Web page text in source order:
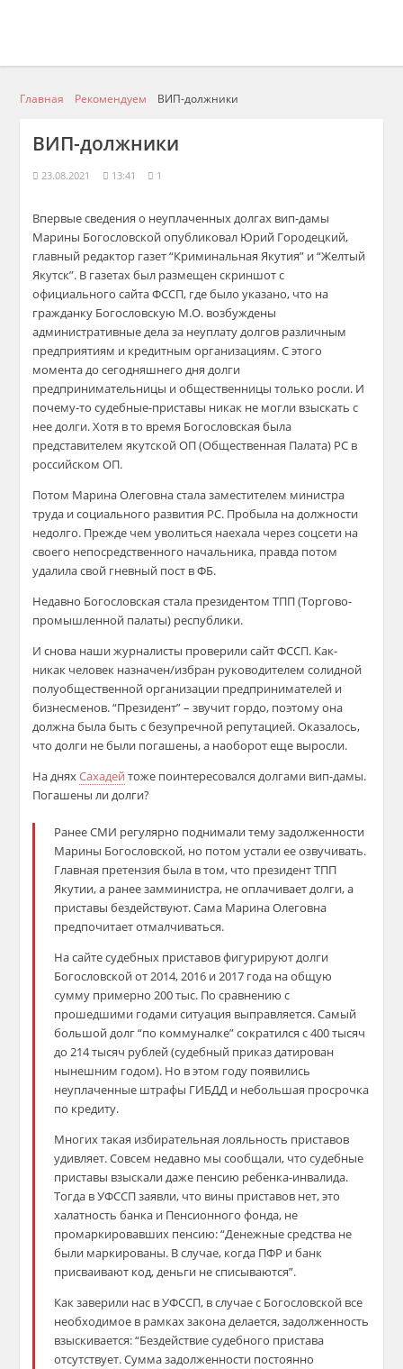
Главная Рекомендуем ВИП-должники
ВИП-должники
23.08.2021 13:41 1
Впервые сведения о неуплаченных долгах вип-дамы
Марины Богословской опубликовал Юрий Городецкий,
главный редактор газет “Криминальная Якутия” и “Желтый
Якутск”. В газетах был размещен скриншот с
официального сайта ФССП, где было указано, что на
гражданку Богословскую М.О. возбуждены
административные дела за неуплату долгов различным
предприятиям и кредитным организациям. С этого
момента до сегодняшнего дня долги
предпринимательницы и общественницы только росли. И
почему-то судебные-приставы никак не могли взыскать с
нее долги. Хотя в то время Богословская была
представителем якутской ОП (Общественная Палата) РС в
российском ОП.
Потом Марина Олеговна стала заместителем министра
труда и социального развития РС. Пробыла на должности
недолго. Прежде чем уволиться наехала через соцсети на
своего непосредственного начальника, правда потом
удалила свой гневный пост в ФБ.
Недавно Богословская стала президентом ТПП (Торгово-
промышленной палаты) республики.
И снова наши журналисты проверили сайт ФССП. Как-
никак человек назначен/избран руководителем солидной
полуобщественной организации предпринимателей и
бизнесменов. “Президент” – звучит гордо, поэтому она
должна была быть с безупречной репутацией. Оказалось,
что долги не были погашены, а наоборот еще выросли.
На дняхСахадей тоже поинтересовался долгами вип-дамы.
Погашены ли долги?
Ранее СМИ регулярно поднимали тему задолженности
Марины Богословской, но потом устали ее озвучивать.
Главная претензия была в том, что президент ТПП
Якутии, а ранее замминистра, не оплачивает долги, а
приставы бездействуют. Сама Марина Олеговна
предпочитает отмалчиваться.
На сайте судебных приставов фигурируют долги
Богословской от 2014, 2016 и 2017 года на общую
сумму примерно 200 тыс. По сравнению с
прошедшими годами ситуация выправляется. Самый
большой долг “по коммуналке” сократился с 400 тысяч
до 214 тысяч рублей (судебный приказ датирован
нынешним годом). Но в этом году появились
неуплаченные штрафы ГИБДД и небольшая просрочка
по кредиту.
Многих такая избирательная лояльность приставов
удивляет. Совсем недавно мы сообщали, что судебные
приставы взыскали даже пенсию ребенка-инвалида.
Тогда в УФССП заявли, что вины приставов нет, это
халатность банка и Пенсионного фонда, не
промаркировавших пенсию: “Денежные средства не
были маркированы. В случае, когда ПФР и банк
присваивают код, деньги не списываются”.
Как заверили нас в УФССП, в случае с Богословской все
необходимое в рамках закона делается, задолженность
взыскивается: “Бездействие судебного пристава
отсутствует. Сумма задолженности постоянно